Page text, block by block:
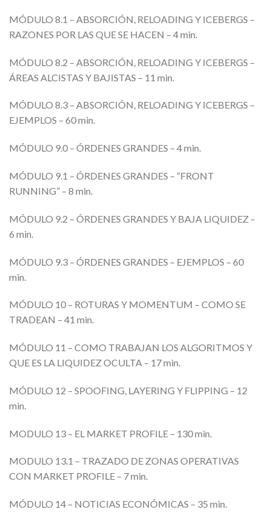
MÓDULO 8.1 – ABSORCIÓN, RELOADING Y ICEBERGS –
RAZONES POR LAS QUE SE HACEN – 4 min.
MÓDULO 8.2 – ABSORCIÓN, RELOADING Y ICEBERGS –
ÁREAS ALCISTAS Y BAJISTAS – 11 min.
MÓDULO 8.3 – ABSORCIÓN, RELOADING Y ICEBERGS –
EJEMPLOS – 60 min.
MÓDULO 9.0 – ÓRDENES GRANDES – 4 min.
MÓDULO 9.1 – ÓRDENES GRANDES – “FRONT
RUNNING” – 8 min.
MÓDULO 9.2 – ÓRDENES GRANDES Y BAJA LIQUIDEZ –
6 min.
MÓDULO 9.3 – ÓRDENES GRANDES – EJEMPLOS – 60
min.
MÓDULO 10 – ROTURAS Y MOMENTUM – COMO SE
TRADEAN – 41 min.
MÓDULO 11 – COMO TRABAJAN LOS ALGORITMOS Y
QUE ES LA LIQUIDEZ OCULTA – 17 min.
MÓDULO 12 – SPOOFING, LAYERING Y FLIPPING – 12
min.
MODULO 13 – EL MARKET PROFILE – 130 min.
MODULO 13.1 – TRAZADO DE ZONAS OPERATIVAS
CON MARKET PROFILE – 7 min.
MÓDULO 14 – NOTICIAS ECONÓMICAS – 35 min.